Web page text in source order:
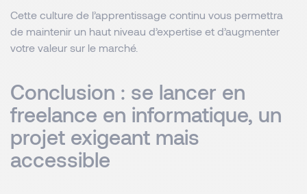
Cette culture de l’apprentissage continu vous permettra
de maintenir un haut niveau d’expertise et d’augmenter
votre valeur sur le marché.
Conclusion : se lancer en
freelance en informatique, un
projet exigeant mais
accessible